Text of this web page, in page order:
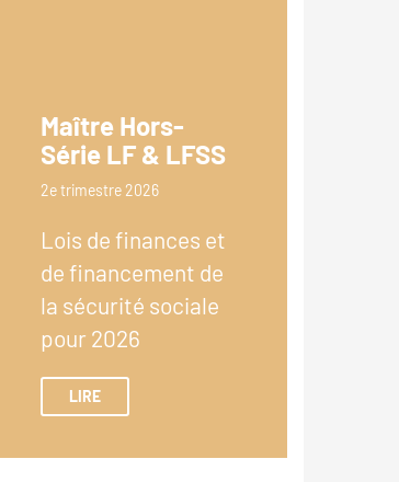
Maître Hors-
Série LF & LFSS
2e trimestre 2026
Lois de finances et
de financement de
la sécurité sociale
pour 2026
LIRE